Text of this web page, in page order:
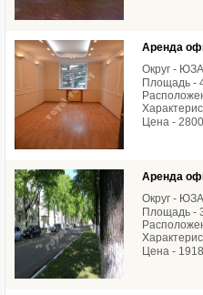
Аренда
Округ -
Площадь -
Цена -
Аренда
Округ -
Площадь -
Цена -